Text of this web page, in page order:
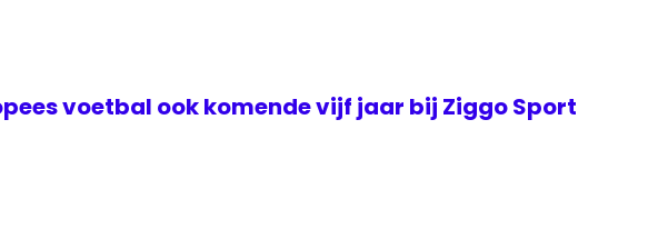
voetbal ook komende vijf jaar bij Ziggo Sport